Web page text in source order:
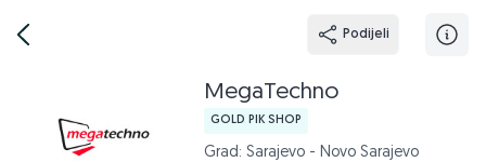
Podijeli
MegaTechno
GOLD PIK SHOP
Grad: Sarajevo - Novo Sarajevo